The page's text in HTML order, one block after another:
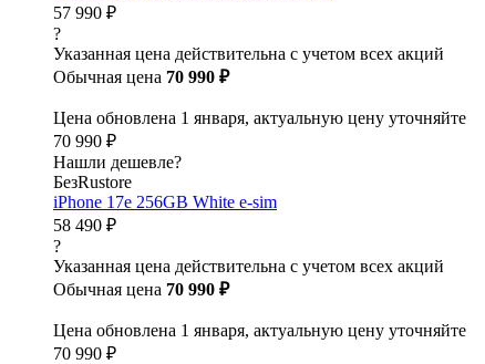
57 990 ₽
?
Указанная цена действительна с учетом всех акций
Обычная цена 70 990 ₽
Цена обновлена 1 января, актуальную цену уточняйте
70 990 ₽
Нашли дешевле?
БезRustore
iPhone 17e 256GB White e-sim
58 490 ₽
?
Указанная цена действительна с учетом всех акций
Обычная цена 70 990 ₽
Цена обновлена 1 января, актуальную цену уточняйте
70 990 ₽